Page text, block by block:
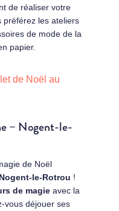
de réaliser votre
préférez les ateliers
de mode de la
papier.
de Noël au
– Nogent-le-
de Noël
le-Rotrou !
de magie avec la
vous déjouer ses